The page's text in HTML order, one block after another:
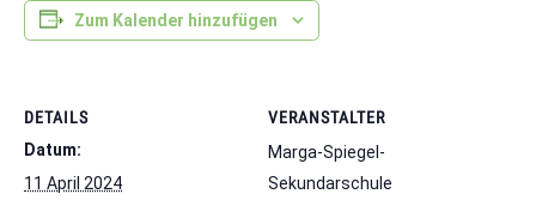
Zum Kalender hinzufügen
DETAILS
Datum:
11 April 2024
VERANSTALTER
Marga-Spiegel-
Sekundarschule